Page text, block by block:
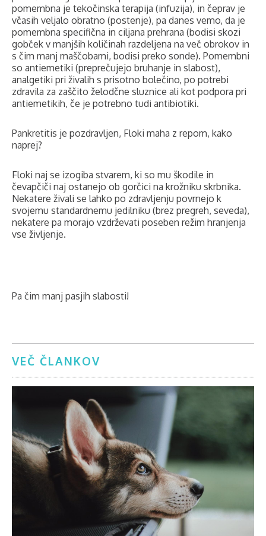
pomembna je tekočinska terapija (infuzija), in čeprav je
včasih veljalo obratno (postenje), pa danes vemo, da je
pomembna specifična in ciljana prehrana (bodisi skozi
gobček v manjših količinah razdeljena na več obrokov in
s čim manj maščobami, bodisi preko sonde). Pomembni
so antiemetiki (preprečujejo bruhanje in slabost),
analgetiki pri živalih s prisotno bolečino, po potrebi
zdravila za zaščito želodčne sluznice ali kot podpora pri
antiemetikih, če je potrebno tudi antibiotiki.
Pankretitis je pozdravljen, Floki maha z repom, kako
naprej?
Floki naj se izogiba stvarem, ki so mu škodile in
čevapčiči naj ostanejo ob gorčici na krožniku skrbnika.
Nekatere živali se lahko po zdravljenju povrnejo k
svojemu standardnemu jedilniku (brez pregreh, seveda),
nekatere pa morajo vzdrževati poseben režim hranjenja
vse življenje.
Pa čim manj pasjih slabosti!
VEČ ČLANKOV